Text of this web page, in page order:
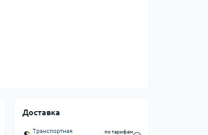
Доставка
Транспортная
по тарифам